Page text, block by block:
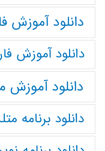
دانلود آموزش
دانلود آموزش
دانلود آموزش
دانلود برنامه